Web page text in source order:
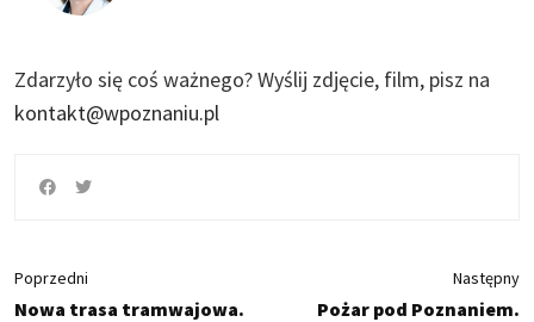
Zdarzyło się coś ważnego?Wyślij zdjęcie, film, pisz na
kontakt@wpoznaniu.pl
Poprzedni
Nowa trasa tramwajowa.
Następny
Pożar pod Poznaniem.